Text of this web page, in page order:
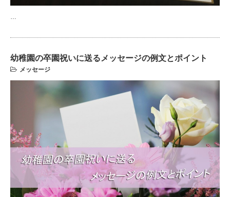
…
幼稚園の卒園祝いに送るメッセージの例文とポイント
メッセージ